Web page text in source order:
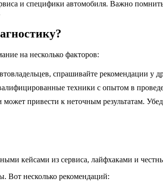
и специфики автомобиля. Важно
на несколько факторов:
спрашивайте рекомендации у
техники с опытом в
привести к неточным результатам.
кейсами из сервиса, лайфхаками и
Вот несколько рекомендаций: